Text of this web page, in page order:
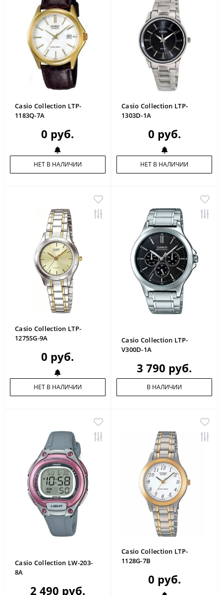
Casio Collection LTP-
1183Q-7A
0 руб.
НЕТ В НАЛИЧИИ
Casio Collection LTP-
1303D-1A
0 руб.
НЕТ В НАЛИЧИИ
Casio Collection LTP-
1275SG-9A
0 руб.
НЕТ В НАЛИЧИИ
Casio Collection LTP-
V300D-1A
3 790 руб.
В НАЛИЧИИ
Casio Collection LW-203-
8A
2 490 руб.
Casio Collection LTP-
1128G-7B
0 руб.